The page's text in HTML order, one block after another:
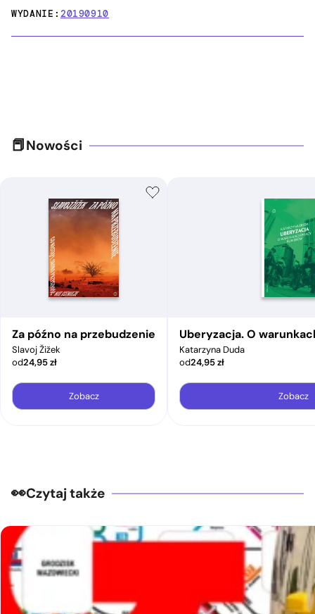
WYDANIE:20190910
Nowości
Za późno na przebudzenie
Slavoj Žižek
od24,95zł
Zobacz
Uberyzacja. O
Katarzyna Duda
od24,95zł
Zobacz
Czytaj także